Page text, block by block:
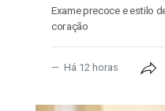
Exame precoce e estilo
coração
Há 12 horas